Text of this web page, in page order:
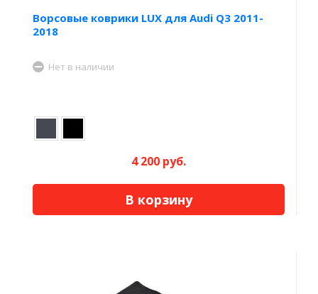
Ворсовые коврики LUX для Audi Q3 2011-
2018
Нет в наличии
4 200 руб.
В корзину